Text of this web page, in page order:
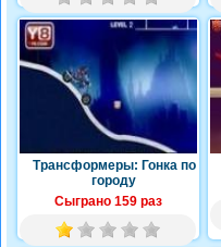
Трансформеры: Гонка по
городу
Сыграно 159 раз